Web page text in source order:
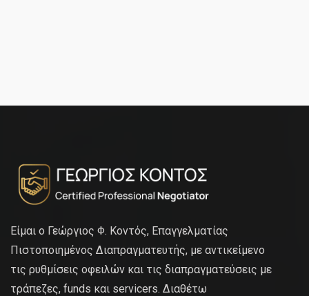
Είμαι ο Γεώργιος Φ. Κοντός, Επαγγελματίας
Πιστοποιημένος Διαπραγματευτής, με αντικείμενο
τις ρυθμίσεις οφειλών και τις διαπραγματεύσεις με
τράπεζες, funds και servicers. Διαθέτω